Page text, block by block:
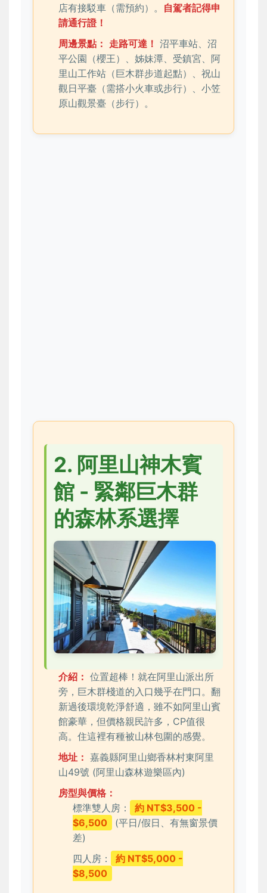
店有接駁車（需預約）。 自駕者記得申
請通行證！
周邊景點： 走路可達！ 沼平車站、沼
平公園（櫻王）、姊妹潭、受鎮宮、阿
里山工作站（巨木群步道起點）、祝山
觀日平臺（需搭小火車或步行）、小笠
原山觀景臺（步行）。
2. 阿里山神木賓
館 - 緊鄰巨木群
的森林系選擇
介紹： 位置超棒！就在阿里山派出所
旁，巨木群棧道的入口幾乎在門口。翻
新過後環境乾淨舒適，雖不如阿里山賓
館豪華，但價格親民許多，CP值很
高。住這裡有種被山林包圍的感覺。
地址： 嘉義縣阿里山鄉香林村東阿里
山49號 (阿里山森林遊樂區內)
房型與價格：
標準雙人房：
約 NT$3,500 -
$6,500
(平日/假日、有無窗景價
差)
四人房：
約 NT$5,000 -
$8,500